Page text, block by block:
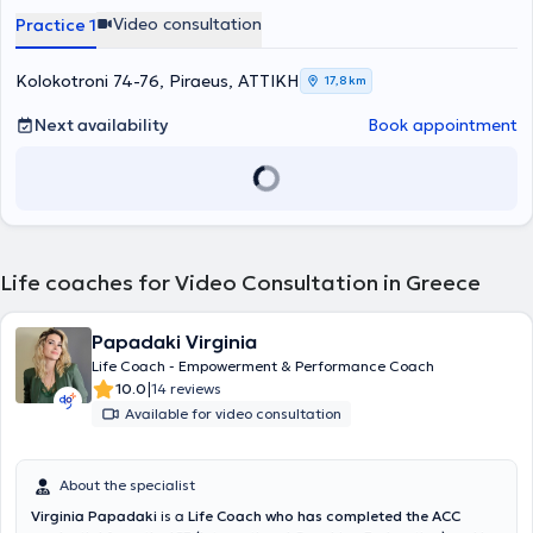
crisis, grief, depression, panic attack, dilemmas, separation,
professional and personal deadlocks, among others. The center's
specialized psychotherapists, capable of receiving a request,
conducting a comprehensive assessment, and proposing the
appropriate therapeutic approach.
Practice 1 Video consultation
Kolokotroni 74-76, Piraeus, ΑΤΤΙΚΗ 17,8 km
Next availability Book appointment
Life coaches for Video Consultation in Greece
Papadaki Virginia
Life Coach - Empowerment & Performance Coach
10.0|14 reviews
Available for video consultation
About the specialist
Virginia Papadaki is a Life Coach who has completed the ACC